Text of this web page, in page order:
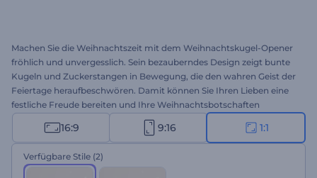
Machen Sie die Weihnachtszeit mit dem Weihnachtskugel-Opener
fröhlich und unvergesslich. Sein bezauberndes Design zeigt bunte
Kugeln und Zuckerstangen in Bewegung, die den wahren Geist der
Feiertage heraufbeschwören. Damit können Sie Ihren Lieben eine
festliche Freude bereiten und Ihre Weihnachtsbotschaften
einzigartig gestalten. Geben Sie Ihre herzlichen Texte ein, laden Sie
Ihr Logo hoch und fügen Sie Hintergrundmusik hinzu, um einen
bleibenden Eindruck bei Ihrem Publikum zu hinterlassen. Ob Sie
nun festliche Intros, Videogrußbotschaften, Einladungen zu den
16:9 9:16 1:1
Verfügbare Stile (2)